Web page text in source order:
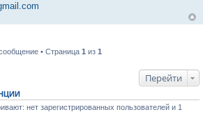
• Страница 1 из 1
Перейти
нет зарегистрированных пользователей и 1